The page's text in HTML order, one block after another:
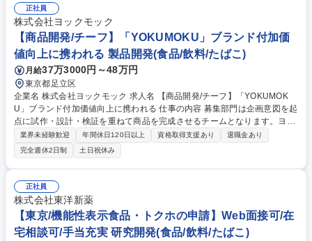
の規格・安全性・保存性に係わる理化学・微生物検査 ■クレーム品等の原
因究明に向けた異物・元素分析（SEM、FT-IR、EDX等） 募集職種 【食品
分析】日清食品グループ/月残業5h程度/平均勤続16年超◎
正社員
株式会社ヨックモック
【商品開発/チーフ】「YOKUMOKU」ブランド付加価
値向上に携われる 製品開発(食品/飲料/たばこ)
月給37万3000円～48万円
東京都足立区
企業名 株式会社ヨックモック 求人名 【商品開発/チーフ】「YOKUMOK
U」ブランド付加価値向上に携われる 仕事の内容 募集部門は企画意図を起
点に試作・設計・検証を重ねて商品を完成させるチームとなります。ヨッ
クモックらしい「焼菓子のおいしさ」を技術面から支援いただき、商品開
発の技術的中核人材となっていただきます。 ■業務内容：下記3点の主担
当として、業務を推進していただきます。 (1)焼菓子の味覚を設計し、日
持ちと両立させる技術の設計 (2)成形適性・焼成安定を踏まえた生地・物
性設計 (3)レシピ・工程の標準化と技術の継承 【詳細】■焼、生、半生菓
子の試作・配合設計■食感、風味の設計および改良■工場量産を見据えたレ
シピ調整■技術資料、レシピの体系化■若手メンバーへの技術指導 募集職
種 【商品開発/チーフ】「YOKUMOKU」ブランド付加価値向上に携われ
る
業界未経験歓迎 年間休日120日以上 資格取得支援あり
退職金あり
完全週休2日制
土日祝休み
正社員
株式会社東洋新薬
【東京/機能性表示食品・トクホの申請】Web面接可/在
宅相談可/手当充実 研究開発(食品/飲料/たばこ)